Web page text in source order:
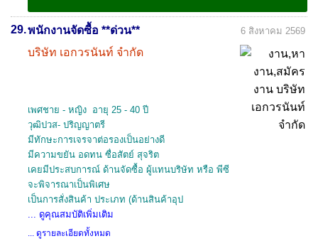
29.พนักงานจัดซื้อ **ด่วน**
บริษัท เอกวรนันท์ จำกัด
6 สิงหาคม 2569
เพศชาย - หญิง อายุ 25 - 40 ปี
วุฒิปวส- ปริญญาตรี
มีทักษะการเจรจาต่อรองเป็นอย่างดี
มีความขยัน อดทน ซื่อสัตย์ สุจริต
เคยมีประสบการณ์ ด้านจัดซื้อ ผู้แทนบริษัท หรือ พีซี
จะพิจารณาเป็นพิเศษ
เป็นการสั่งสินค้า ประเภท (ด้านสินค้าอุป
... ดูคุณสมบัติเพิ่มเติม
... ดูรายละเอียดทั้งหมด